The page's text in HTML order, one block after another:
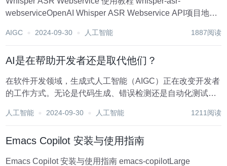
webserviceOpenAI Whisper ASR Webservice API项目地
AIGC 2024-09-30 人工智能 1887阅读
AI是在帮助开发者还是取代他们？
在软件开发领域，生成式人工智能（AIGC）正在改变开发者
的工作方式。无论是代码生成、错误检测还是自动化测试，
发者职业前景和技能需求变化的讨论。AI究竟是在帮助开发
人工智能 2024-09-30 人工智能 1211阅读
Emacs Copilot 安装与使用指南
Emacs Copilot 安装与使用指南 emacs-copilotLarge